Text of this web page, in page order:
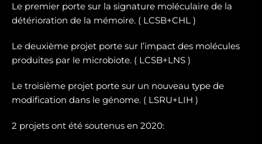
Le premier porte sur la signature moléculaire de la
détérioration de la mémoire. ( LCSB+CHL )
Le deuxième projet porte sur l’impact des molécules
produites par le microbiote. ( LCSB+LNS )
Le troisième projet porte sur un nouveau type de
modification dans le génome. ( LSRU+LIH )
2 projets ont été soutenus en 2020: